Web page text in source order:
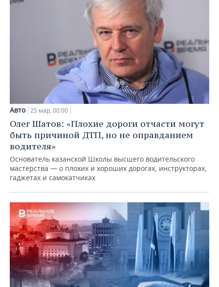
Авто 25 мар, 00:00
Олег Шатов: «Плохие дороги отчасти могут
быть причиной ДТП, но не оправданием
водителя»
Основатель казанской Школы высшего водительского
мастерства — о плохих и хороших дорогах, инструкторах,
гаджетах и самокатчиках